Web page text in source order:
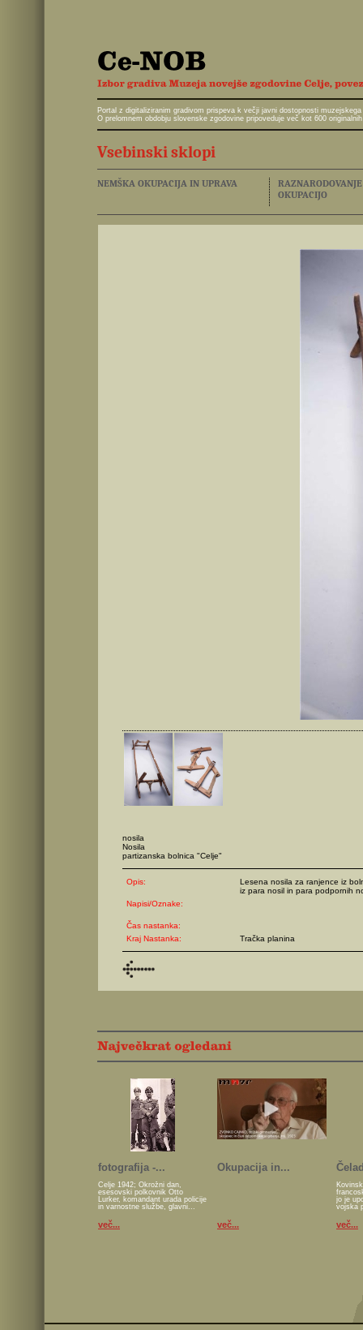
Portal z digitaliziranim gradivom prispeva k večji javni dostopnosti
O prelomnem obdobju slovenske zgodovine pripoveduje več kot 600
Vsebinski sklopi
NEMŠKA OKUPACIJA IN UPRAVA
OKUPACIJO
nosila
Nosila
partizanska bolnica "Celje"
Opis:
Lesena nosila za ranjence iz
iz para nosil in para podpornih
Napisi/Oznake:
Čas nastanka:
Kraj Nastanka:
Tračka planina
fotografija -...
Celje 1942; Okrožni dan,
esesovski polkovnik Otto
Lurker, komandant urada policije
in varnostne službe, glavni...
več...
Okupacija in...
več...
jo je
vojska
več...